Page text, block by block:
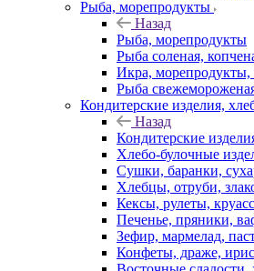
Рыба, морепродукты
Назад
Рыба, морепродукты
Рыба соленая,
Икра, морепродукты,
Рыба
Кондитерские изделия,
Назад
Кондитерские
Хлебо-булочные
Сушки, баранки,
Хлебцы, отруби,
Кексы, рулеты,
Печенье, пряники,
Зефир, мармелад,
Конфеты, драже, ирис